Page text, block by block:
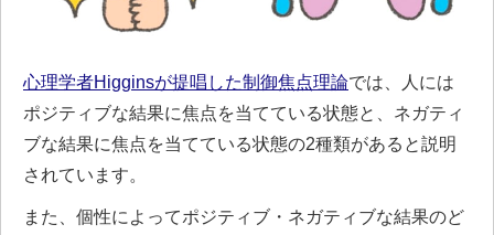
心理学者Higginsが提唱した制御焦点理論では、人には
ポジティブな結果に焦点を当てている状態と、ネガティ
ブな結果に焦点を当てている状態の2種類があると説明
されています。
また、個性によってポジティブ・ネガティブな結果のど